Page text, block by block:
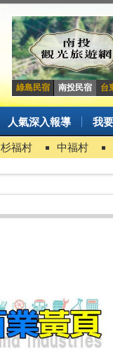
綠島民宿 南投民宿 台
人氣深入報導 我
杉福村 中福村